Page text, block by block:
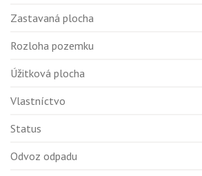
Zastavaná plocha
Rozloha pozemku
Úžitková plocha
Vlastníctvo
Status
Odvoz odpadu